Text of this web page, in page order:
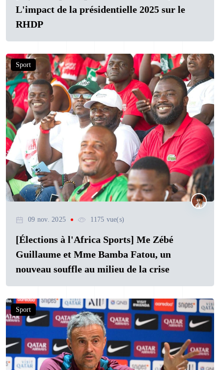
L'impact de la présidentielle 2025 sur le
RHDP
Sport
09 nov. 2025 1175 vue(s)
[Élections à l'Africa Sports] Me Zébé
Guillaume et Mme Bamba Fatou, un
nouveau souffle au milieu de la crise
Sport